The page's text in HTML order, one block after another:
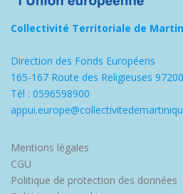
Collectivité Territoriale de
Direction des Fonds Européens
165-167 Route des Religieuses
Tél : 0596598900
Mentions légales
CGU
Politique de protection des données